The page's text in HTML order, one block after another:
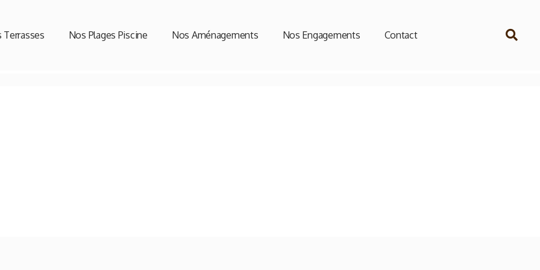
Terrasses Nos Plages Piscine Nos Aménagements Nos Engagements Contact